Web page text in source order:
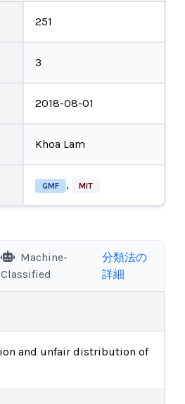
251
3
2018-08-01
Khoa Lam
GMF , MIT
Machine-
Classified
分類法の
詳細
and unfair distribution of